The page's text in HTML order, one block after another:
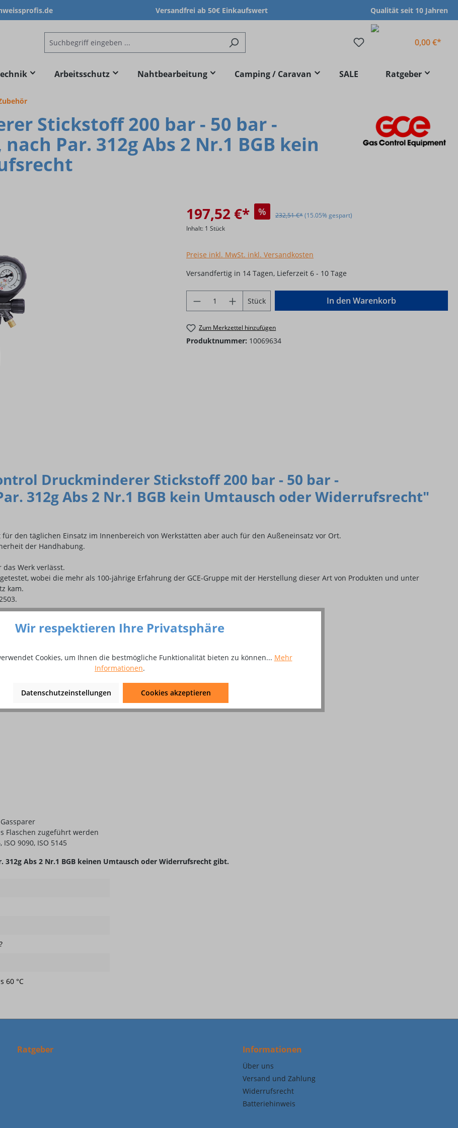
Versandfrei ab 50€ Einkaufswert Qualität seit 10 Jahren
0,00 €*
Arbeitsschutz Nahtbearbeitung Camping / Caravan SALE Ratgeber
Stickstoff 200 bar - 50 bar -
nach Par. 312g Abs 2 Nr.1 BGB kein
197,52 €* % 232,51 €*(15.05% gespart)
Inhalt: 1 Stück
Preise inkl. MwSt. inkl. Versandkosten
Versandfertig in 14 Tagen, Lieferzeit 6 - 10 Tage
Produkt Anzahl: Gib den gewünschten Wert
Stück In den Warenkorb
Zum Merkzettel hinzufügen
Produktnummer: 10069634
Druckminderer Stickstoff 200 bar - 50 bar -
Par. 312g Abs 2 Nr.1 BGB kein Umtausch oder Widerrufsrecht"
den täglichen Einsatz im Innenbereich von Werkstätten aber auch für den Außeneinsatz vor Ort.
der Handhabung.
Werk verlässt.
wobei die mehr als 100-jährige Erfahrung der GCE-Gruppe mit der Herstellung dieser Art von Produkten und unter
kam.
zum Schutz vor Beschädigungen und Verunreinigungen
Service, Ersatzteile und Austausch
Anordnung
Zeiger für bessere Gasdruckklarheit
Flaschen zugeführt werden
9090, ISO 5145
Abs 2 Nr.1 BGB keinen Umtausch oder Widerrufsrecht gibt.
60 °C
Ratgeber Informationen
Über uns
Versand und Zahlung
Widerrufsrecht
Batteriehinweis
Wir respektieren Ihre Privatsphäre
Cookies, um Ihnen die bestmögliche Funktionalität bieten zu können... Mehr
Informationen.
Datenschutzeinstellungen Cookies akzeptieren